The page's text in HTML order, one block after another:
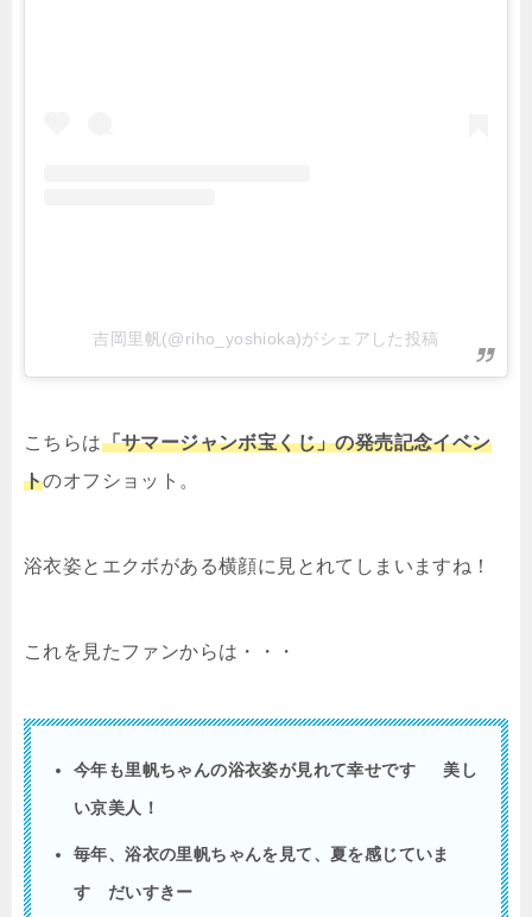
吉岡里帆(@riho_yoshioka)がシェアした投稿
こちらは「サマージャンボ宝くじ」の発売記念イベン
トのオフショット。
浴衣姿とエクボがある横顔に見とれてしまいますね！
これを見たファンからは・・・
今年も里帆ちゃんの浴衣姿が見れて幸せです 美し
い京美人！
毎年、浴衣の里帆ちゃんを見て、夏を感じていま
す だいすきー